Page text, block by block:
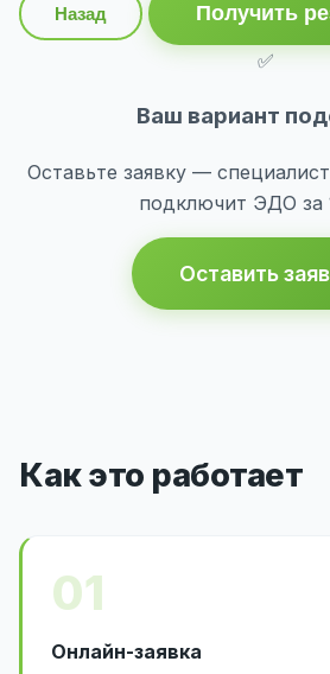
Назад
Получить
✅
Ваш вариант
Оставьте заявку —
подключит ЭДО за
Оставить
Как это работает
01
Онлайн-заявка